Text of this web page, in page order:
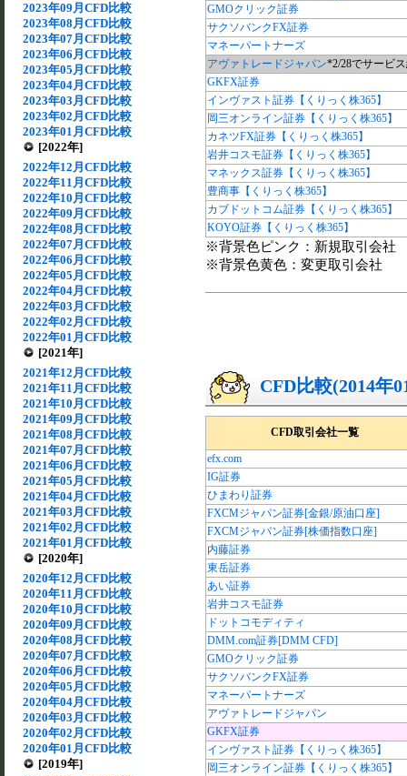
2023年09月CFD比較
2023年08月CFD比較
2023年07月CFD比較
2023年06月CFD比較
2023年05月CFD比較
2023年04月CFD比較
2023年03月CFD比較
2023年02月CFD比較
2023年01月CFD比較
[2022年]
2022年12月CFD比較
2022年11月CFD比較
2022年10月CFD比較
2022年09月CFD比較
2022年08月CFD比較
2022年07月CFD比較
2022年06月CFD比較
2022年05月CFD比較
2022年04月CFD比較
2022年03月CFD比較
2022年02月CFD比較
2022年01月CFD比較
[2021年]
2021年12月CFD比較
2021年11月CFD比較
2021年10月CFD比較
2021年09月CFD比較
2021年08月CFD比較
2021年07月CFD比較
2021年06月CFD比較
2021年05月CFD比較
2021年04月CFD比較
2021年03月CFD比較
2021年02月CFD比較
2021年01月CFD比較
[2020年]
2020年12月CFD比較
2020年11月CFD比較
2020年10月CFD比較
2020年09月CFD比較
2020年08月CFD比較
2020年07月CFD比較
2020年06月CFD比較
2020年05月CFD比較
2020年04月CFD比較
2020年03月CFD比較
2020年02月CFD比較
2020年01月CFD比較
[2019年]
GMOクリック証券
サクソバンクFX証券
マネーパートナーズ
アヴァトレードジャパン*2/28でサービ
GKFX証券
インヴァスト証券【くりっく株365】
岡三オンライン証券【くりっく株365】
カネツFX証券【くりっく株365】
岩井コスモ証券【くりっく株365】
マネックス証券【くりっく株365】
豊商事【くりっく株365】
カブドットコム証券【くりっく株365】
KOYO証券【くりっく株365】
※背景色ピンク：新規取引会社
※背景色黄色：変更取引会社
CFD比較(2014年
CFD取引会社一覧
efx.com
IG証券
ひまわり証券
FXCMジャパン証券[金銀/原油口座]
FXCMジャパン証券[株価指数口座]
内藤証券
東岳証券
あい証券
岩井コスモ証券
ドットコモディティ
DMM.com証券[DMM CFD]
GMOクリック証券
サクソバンクFX証券
マネーパートナーズ
アヴァトレードジャパン
GKFX証券
インヴァスト証券【くりっく株365】
岡三オンライン証券【くりっく株365】